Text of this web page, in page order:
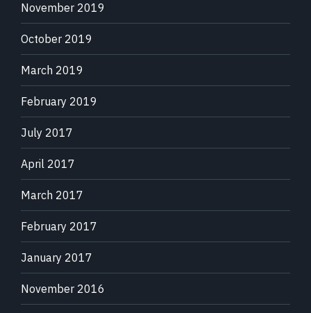
November 2019
October 2019
March 2019
February 2019
July 2017
April 2017
March 2017
February 2017
January 2017
November 2016